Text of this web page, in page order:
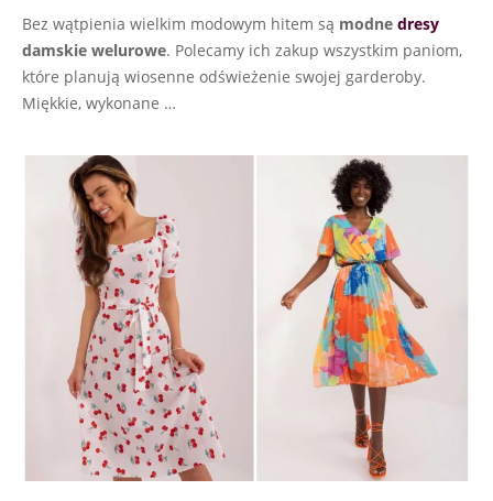
Bez wątpienia wielkim modowym hitem są modne dresy
damskie welurowe. Polecamy ich zakup wszystkim paniom,
które planują wiosenne odświeżenie swojej garderoby.
Miękkie, wykonane …